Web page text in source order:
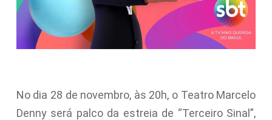
No dia 28 de novembro, às 20h, o Teatro Marcelo
Denny será palco da estreia de “Terceiro Sinal”,